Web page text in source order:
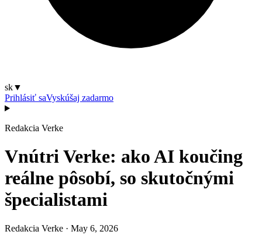
sk▼
Prihlásiť saVyskúšaj zadarmo
Redakcia Verke
Vnútri Verke: ako AI koučing
reálne pôsobí, so skutočnými
špecialistami
Redakcia Verke · May 6, 2026